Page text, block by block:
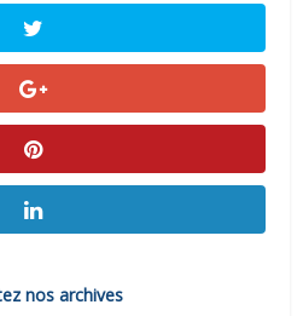
nos archives